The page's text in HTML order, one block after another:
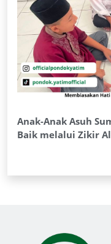
Anak-Anak Asuh
Baik melalui Zikir